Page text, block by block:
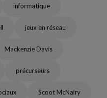
informatique
jeux en réseau
Mackenzie Davis
précurseurs
Scoot McNairy